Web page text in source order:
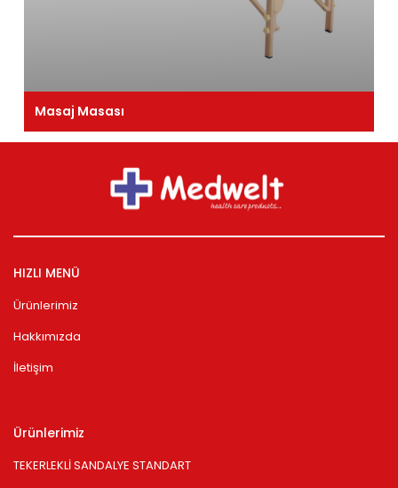
Masaj Masası
HIZLI MENÜ
Ürünlerimiz
Hakkımızda
İletişim
Ürünlerimiz
TEKERLEKLİ SANDALYE STANDART